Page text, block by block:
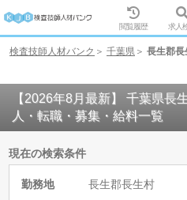
閲覧履歴 求人
検査技師人材バンク 千葉県
長生郡長
【2026年8月最新】 千葉県長
人・転職・募集・給料一覧
現在の検索条件
勤務地 長生郡長生村